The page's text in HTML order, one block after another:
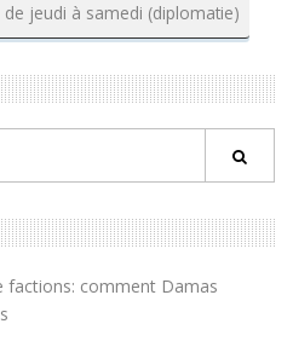
jeudi à samedi (diplomatie)
factions: comment Damas